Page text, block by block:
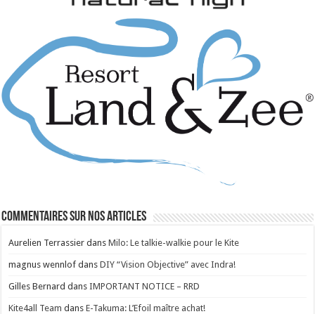
Commentaires sur nos articles
Aurelien Terrassier dansMilo: Le talkie-walkie pour le Kite
magnus wennlof dansDIY “Vision Objective” avec Indra!
Gilles Bernard dansIMPORTANT NOTICE – RRD
Kite4all Team dansE-Takuma: L’Efoil maître achat!